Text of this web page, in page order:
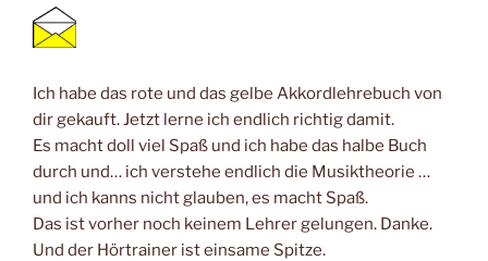
Ich habe das rote und das gelbe Akkordlehrebuch von
dir gekauft. Jetzt lerne ich endlich richtig damit.
Es macht doll viel Spaß und ich habe das halbe Buch
durch und… ich verstehe endlich die Musiktheorie …
und ich kanns nicht glauben, es macht Spaß.
Das ist vorher noch keinem Lehrer gelungen. Danke.
Und der Hörtrainer ist einsame Spitze.